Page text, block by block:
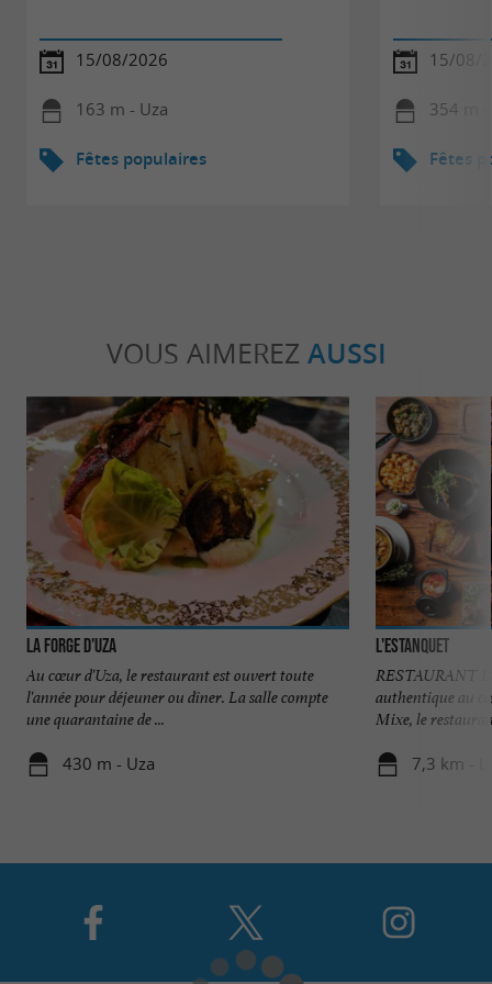
15/08/2026
163 m - Uza
Fêtes populaires
15/08/
354 m -
Fêtes
VOUS AIMEREZ AUSSI
LA FORGE D'UZA
Au cœur d'Uza, le restaurant est ouvert toute
l'année pour déjeuner ou dîner. La salle compte
une quarantaine de ...
430 m - Uza
L'Estanquet
RESTAURANT
authentique au
Mixe, le
7,3 km -